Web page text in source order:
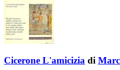
Cicerone L'amicizia di